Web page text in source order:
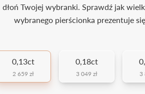
dłoń Twojej wybranki. Sprawdź jak
wybranego pierścionka prezentuje
0,13ct
2 659 zł
0,18ct
3 049 zł 3